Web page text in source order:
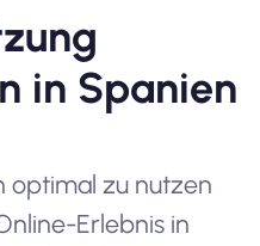
in Spanien
optimal zu nutzen
Erlebnis in